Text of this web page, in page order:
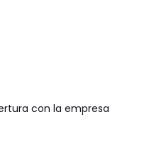
con la empresa